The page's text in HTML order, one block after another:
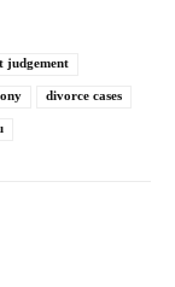
judgement
divorce cases